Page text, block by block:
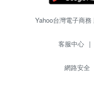
Yahoo台灣電子商
客服中心 |
網路安全